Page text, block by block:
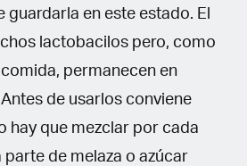
guardarla en este estado. El
lactobacilos pero, como
permanecen en
de usarlos conviene
hay que mezclar por cada
parte de melaza o azúcar